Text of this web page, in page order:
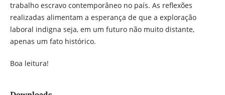
trabalho escravo contemporâneo no país. As reflexões
realizadas alimentam a esperança de que a exploração
laboral indigna seja, em um futuro não muito distante,
apenas um fato histórico.
Boa leitura!